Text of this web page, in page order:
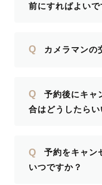
前にすればよいで
Q カメラマンの
Q
予約後にキャ
合はどうしたらい
Q
予約をキャン
いつですか？